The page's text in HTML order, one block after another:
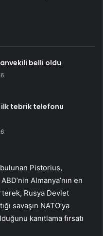
belli oldu
ilk tebrik telefonu
Pistorius,
Almanya’nın en
Rusya Devlet
savaşın NATO’ya
kanıtlama fırsatı